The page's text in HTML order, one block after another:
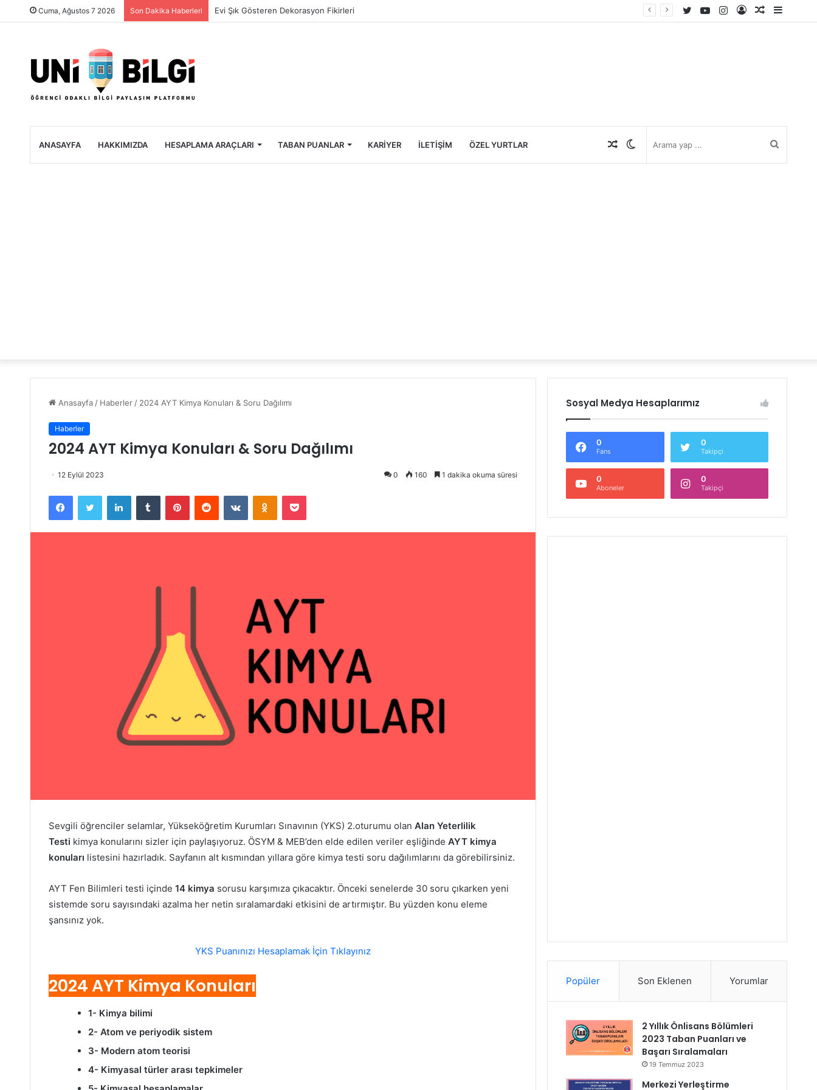
Cuma, Ağustos 7 2026 Son Dakika Haberleri Üniversite Öğrencileri İçin Ekonomik Tatil Rehberi
Rastgele
Kayıt
Instagram
YouTube
Twitter
ANASAYFA HAKKIMIZDA HESAPLAMA ARAÇLARI TABAN PUANLAR KARIYER İLETIŞIM ÖZEL YURTLAR Rastgele
Anasayfa / Haberler / 2024 AYT Kimya Konuları & Soru Dağılımı
Haberler
2024 AYT Kimya Konuları & Soru Dağılımı
12 Eylül 2023 0 160 1 dakika okuma süresi
Facebook Twitter LinkedIn Tumblr Pinterest Reddit VKontakte Odnoklassniki Pocket
Sevgili öğrenciler selamlar, Yükseköğretim Kurumları Sınavının (YKS) 2.oturumu olan Alan Yeterlilik
Testi kimya konularını sizler için paylaşıyoruz. ÖSYM & MEB’den elde edilen veriler eşliğinde AYT kimya
konuları listesini hazırladık. Sayfanın alt kısmından yıllara göre kimya testi soru dağılımlarını da görebilirsiniz.
AYT Fen Bilimleri testi içinde 14 kimya sorusu karşımıza çıkacaktır. Önceki senelerde 30 soru çıkarken yeni
sistemde soru sayısındaki azalma her netin sıralamardaki etkisini de artırmıştır. Bu yüzden konu eleme
şansınız yok.
YKS Puanınızı Hesaplamak İçin Tıklayınız
2024 AYT Kimya Konuları
1- Kimya bilimi
2- Atom ve periyodik sistem
3- Modern atom teorisi
4- Kimyasal türler arası tepkimeler
Sosyal Medya Hesaplarımız
0
Fans
0
Takipçi
0
Aboneler
0
Takipçi
Popüler Son Eklenen Yorumlar
2 Yıllık Önlisans Bölümleri
2023 Taban Puanları ve
Başarı Sıralamaları
19 Temmuz 2023
Merkezi Yerleştirme